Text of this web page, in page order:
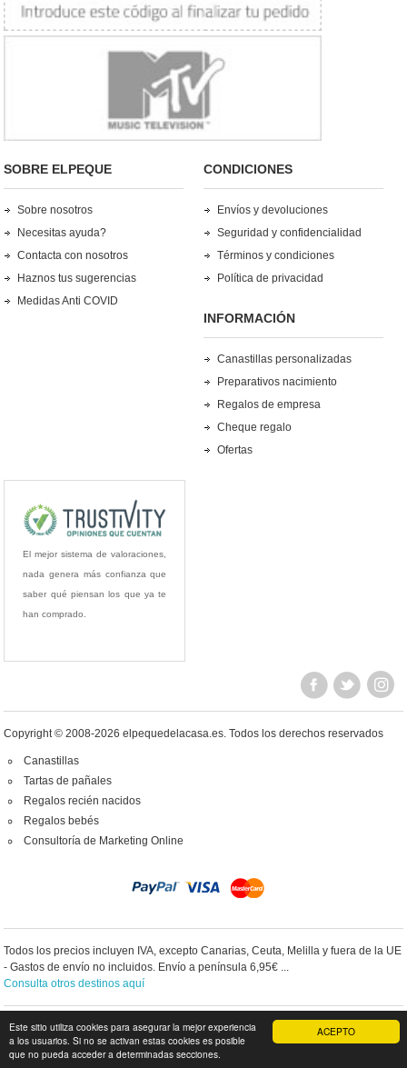
ACEPTO
Este sitio utiliza cookies para asegurar la mejor experiencia
a los usuarios. Si no se activan estas cookies es posible
que no pueda acceder a determinadas secciones.
SOBRE ELPEQUE
Sobre nosotros
Necesitas ayuda?
Contacta con nosotros
Haznos tus sugerencias
Medidas Anti COVID
CONDICIONES
Envíos y devoluciones
Seguridad y confidencialidad
Términos y condiciones
Política de privacidad
INFORMACIÓN
Canastillas personalizadas
Preparativos nacimiento
Regalos de empresa
Cheque regalo
Ofertas
El mejor sistema de valoraciones,
nada genera más confianza que
saber qué piensan los que ya te
han comprado.
Copyright © 2008-2026 elpequedelacasa.es.Todos los derechos reservados
Canastillas
Tartas de pañales
Regalos recién nacidos
Regalos bebés
Consultoría de Marketing Online
Todos los precios incluyen IVA, excepto Canarias, Ceuta, Melilla y fuera de la UE
- Gastos de envío no incluidos. Envío a península 6,95€ ...
Consulta otros destinos aquí
IR A VERSIÓN PC